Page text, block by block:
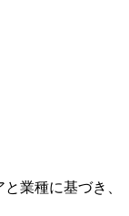
業種に基づき、